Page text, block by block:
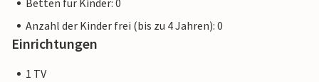
Betten für Kinder: 0
Anzahl der Kinder frei (bis zu 4 Jahren): 0
Einrichtungen
1 TV